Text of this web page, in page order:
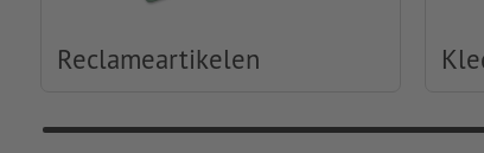
Reclameartikelen